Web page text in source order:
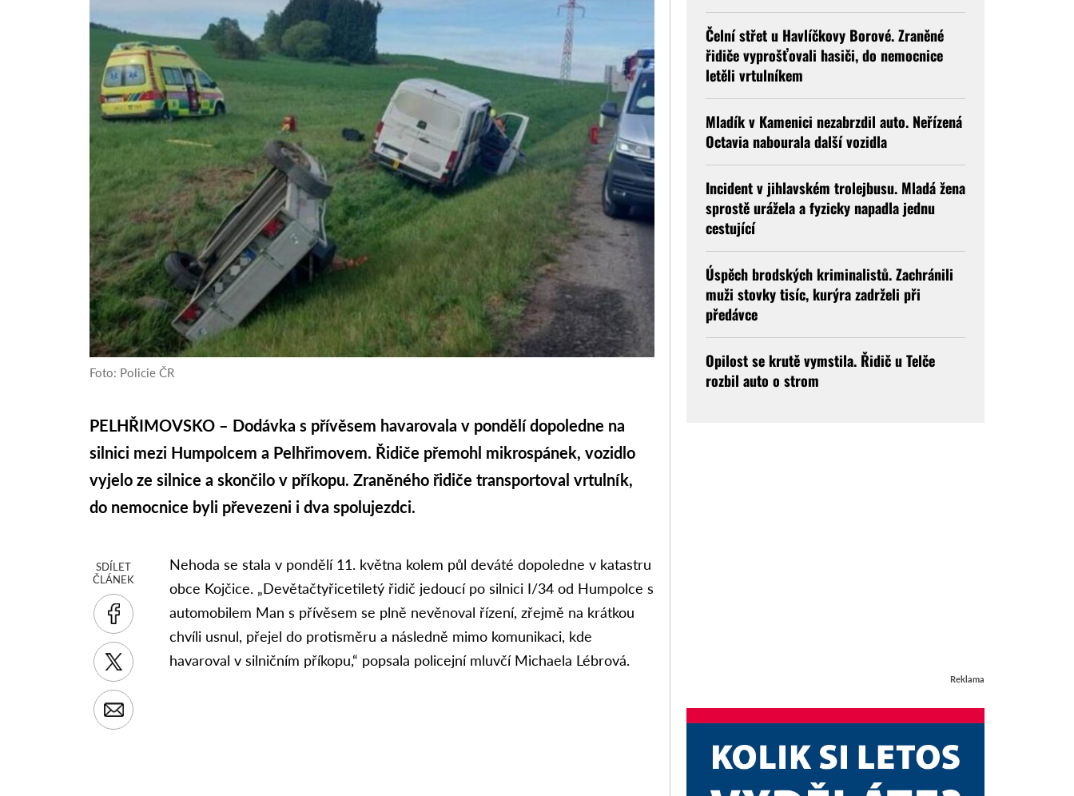
Foto: Policie ČR
PELHŘIMOVSKO – Dodávka s přívěsem havarovala v pondělí dopoledne na
silnici mezi Humpolcem a Pelhřimovem. Řidiče přemohl mikrospánek, vozidlo
vyjelo ze silnice a skončilo v příkopu. Zraněného řidiče transportoval vrtulník,
do nemocnice byli převezeni i dva spolujezdci.
SDÍLET
ČLÁNEK
Nehoda se stala v pondělí 11. května kolem půl deváté dopoledne v katastru
obce Kojčice. „Devětačtyřicetiletý řidič jedoucí po silnici I/34 od Humpolce s
automobilem Man s přívěsem se plně nevěnoval řízení, zřejmě na krátkou
chvíli usnul, přejel do protisměru a následně mimo komunikaci, kde
havaroval v silničním příkopu,“ popsala policejní mluvčí Michaela Lébrová.
Čelní střet u Havlíčkovy Borové. Zraněné
řidiče vyprošťovali hasiči, do nemocnice
letěli vrtulníkem
Mladík v Kamenici nezabrzdil auto. Neřízená
Octavia nabourala další vozidla
Incident v jihlavském trolejbusu. Mladá žena
sprostě urážela a fyzicky napadla jednu
cestující
Úspěch brodských kriminalistů. Zachránili
muži stovky tisíc, kurýra zadrželi při
předávce
Opilost se krutě vymstila. Řidič u Telče
rozbil auto o strom
Reklama